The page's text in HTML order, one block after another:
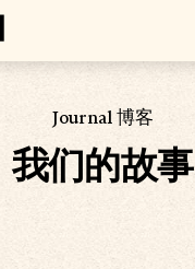
AccessMarket Way
Journal 博客
我们的故事